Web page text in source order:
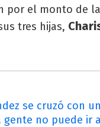
por el monto de
tres hijas,
se cruzó con
gente no puede ir